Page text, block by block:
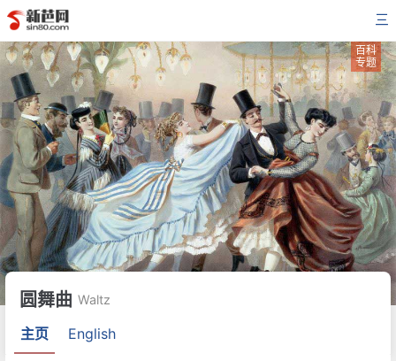
三
百科
专题
圆舞曲 Waltz
主页 English